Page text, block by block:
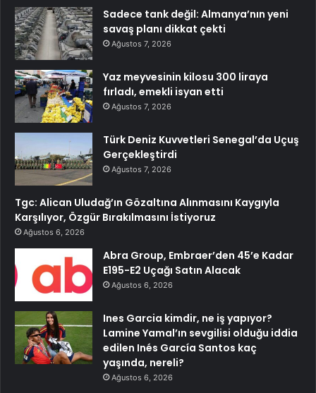
Sadece tank değil: Almanya’nın yeni
savaş planı dikkat çekti
Ağustos 7, 2026
Yaz meyvesinin kilosu 300 liraya
fırladı, emekli isyan etti
Ağustos 7, 2026
Türk Deniz Kuvvetleri Senegal’da Uçuş
Gerçekleştirdi
Ağustos 7, 2026
Tgc: Alican Uludağ’ın Gözaltına Alınmasını Kaygıyla
Karşılıyor, Özgür Bırakılmasını İstiyoruz
Ağustos 6, 2026
Abra Group, Embraer’den 45’e Kadar
E195-E2 Uçağı Satın Alacak
Ağustos 6, 2026
Ines Garcia kimdir, ne iş yapıyor?
Lamine Yamal’ın sevgilisi olduğu iddia
edilen Inés García Santos kaç
yaşında, nereli?
Ağustos 6, 2026